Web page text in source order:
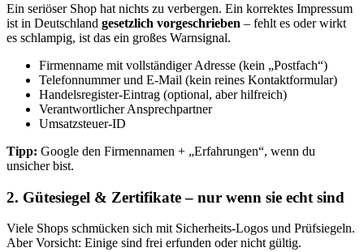
Ein seriöser Shop hat nichts zu verbergen. Ein korrektes Impressum
ist in Deutschland gesetzlich vorgeschrieben – fehlt es oder wirkt
es schlampig, ist das ein großes Warnsignal.
Firmenname mit vollständiger Adresse (kein „Postfach“)
Telefonnummer und E-Mail (kein reines Kontaktformular)
Handelsregister-Eintrag (optional, aber hilfreich)
Verantwortlicher Ansprechpartner
Umsatzsteuer-ID
Tipp: Google den Firmennamen + „Erfahrungen“, wenn du
unsicher bist.
2. Gütesiegel & Zertifikate – nur wenn sie echt sind
Viele Shops schmücken sich mit Sicherheits-Logos und Prüfsiegeln.
Aber Vorsicht: Einige sind frei erfunden oder nicht gültig.